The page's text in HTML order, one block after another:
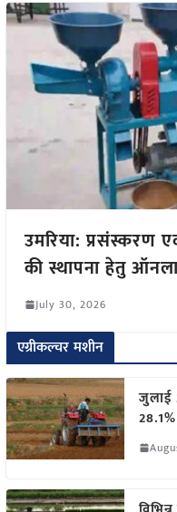
उमरिया: प्रसंस्करण
की स्थापना हेतु
July 30, 2026
एग्रीकल्चर मशीन
जुलाई